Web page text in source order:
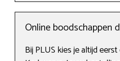
Online boodschappen
Bij PLUS kies je altijd